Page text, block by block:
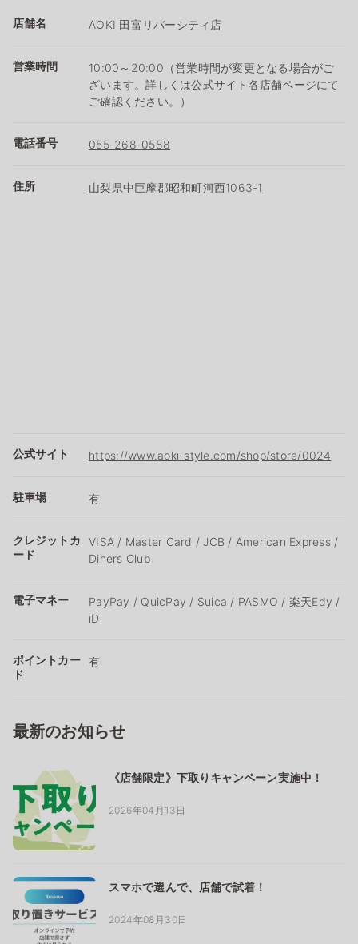
店舗名 AOKI 田富リバーシティ店
営業時間
10:00～20:00（営業時間が変更となる場合がご
ざいます。詳しくは公式サイト各店舗ページにて
ご確認ください。）
電話番号 055-268-0588
住所 山梨県中巨摩郡昭和町河西1063-1
公式サイト https://www.aoki-style.com/shop/store/0024
駐車場 有
クレジットカ
ード
VISA / Master Card / JCB / American Express /
Diners Club
電子マネー
PayPay / QuicPay / Suica / PASMO / 楽天Edy /
iD
ポイントカー
ド
有
最新のお知らせ
《店舗限定》下取りキャンペーン実施中！
2026年04月13日
スマホで選んで、店舗で試着！
2024年08月30日